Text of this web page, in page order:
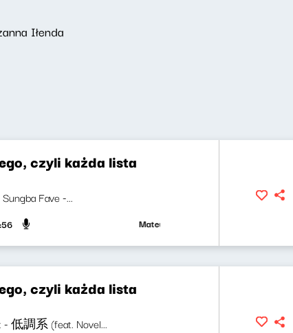
Iłenda
czyli każda lista
Fave -...
Mateusz Andruszkiewicz, Marcin Mann,
czyli każda lista
- 低調系 (feat. Novel...